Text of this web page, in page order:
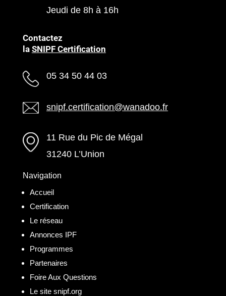
Jeudi de 8h à 16h
Contactez
la SNIPF Certification
05 34 50 44 03
snipf.certification@wanadoo.fr
11 Rue du Pic de Mégal
31240 L’Union
Navigation
Accueil
Certification
Le réseau
Annonces IPF
Programmes
Partenaires
Foire Aux Questions
Le site snipf.org